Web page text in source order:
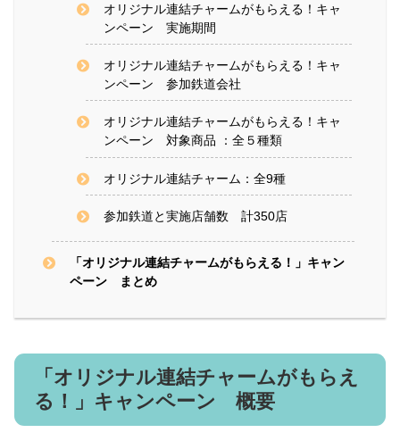
オリジナル連結チャームがもらえる！キャ
ンペーン 実施期間
オリジナル連結チャームがもらえる！キャ
ンペーン 参加鉄道会社
オリジナル連結チャームがもらえる！キャ
ンペーン 対象商品 ：全５種類
オリジナル連結チャーム：全9種
参加鉄道と実施店舗数 計350店
「オリジナル連結チャームがもらえる！」キャン
ペーン まとめ
「オリジナル連結チャームがもらえ
る！」キャンペーン 概要